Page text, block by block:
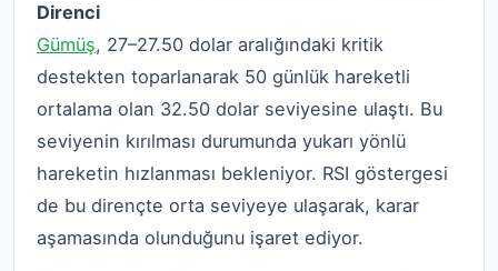
Direnci
Gümüş, 27–27.50 dolar aralığındaki kritik
destekten toparlanarak 50 günlük hareketli
ortalama olan 32.50 dolar seviyesine ulaştı. Bu
seviyenin kırılması durumunda yukarı yönlü
hareketin hızlanması bekleniyor. RSI göstergesi
de bu dirençte orta seviyeye ulaşarak, karar
aşamasında olunduğunu işaret ediyor.